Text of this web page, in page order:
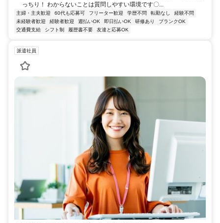
っちり！ わからないことは質問しやすい環境です〇...
主婦・主夫歓迎 60代も応募可 フリーター歓迎 学歴不問 転勤なし
経験不問
未経験者歓迎
経験者歓迎 週払いOK 即日払いOK 研修あり
ブランクOK
交通費支給
シフト制 履歴書不要 友達と応募OK
派遣社員